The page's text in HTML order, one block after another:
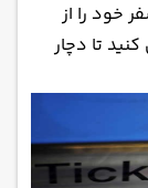
خود را از
تا دچار